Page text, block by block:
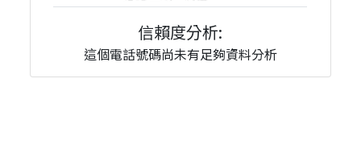
信賴度分析:
這個電話號碼尚未有足夠資料分析